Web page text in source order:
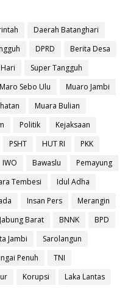
Daerah Batanghari
DPRD
Berita Desa
Super Tangguh
Maro Sebo Ulu
Muaro Jambi
Muara Bulian
Politik
Kejaksaan
PSHT HUT RI
PKK
IWO Bawaslu
Pemayung
Tembesi
Idul Adha
Insan Pers
Merangin
Barat BNNK
BPD
Jambi
Sarolangun
Penuh
TNI
Korupsi
Laka Lantas